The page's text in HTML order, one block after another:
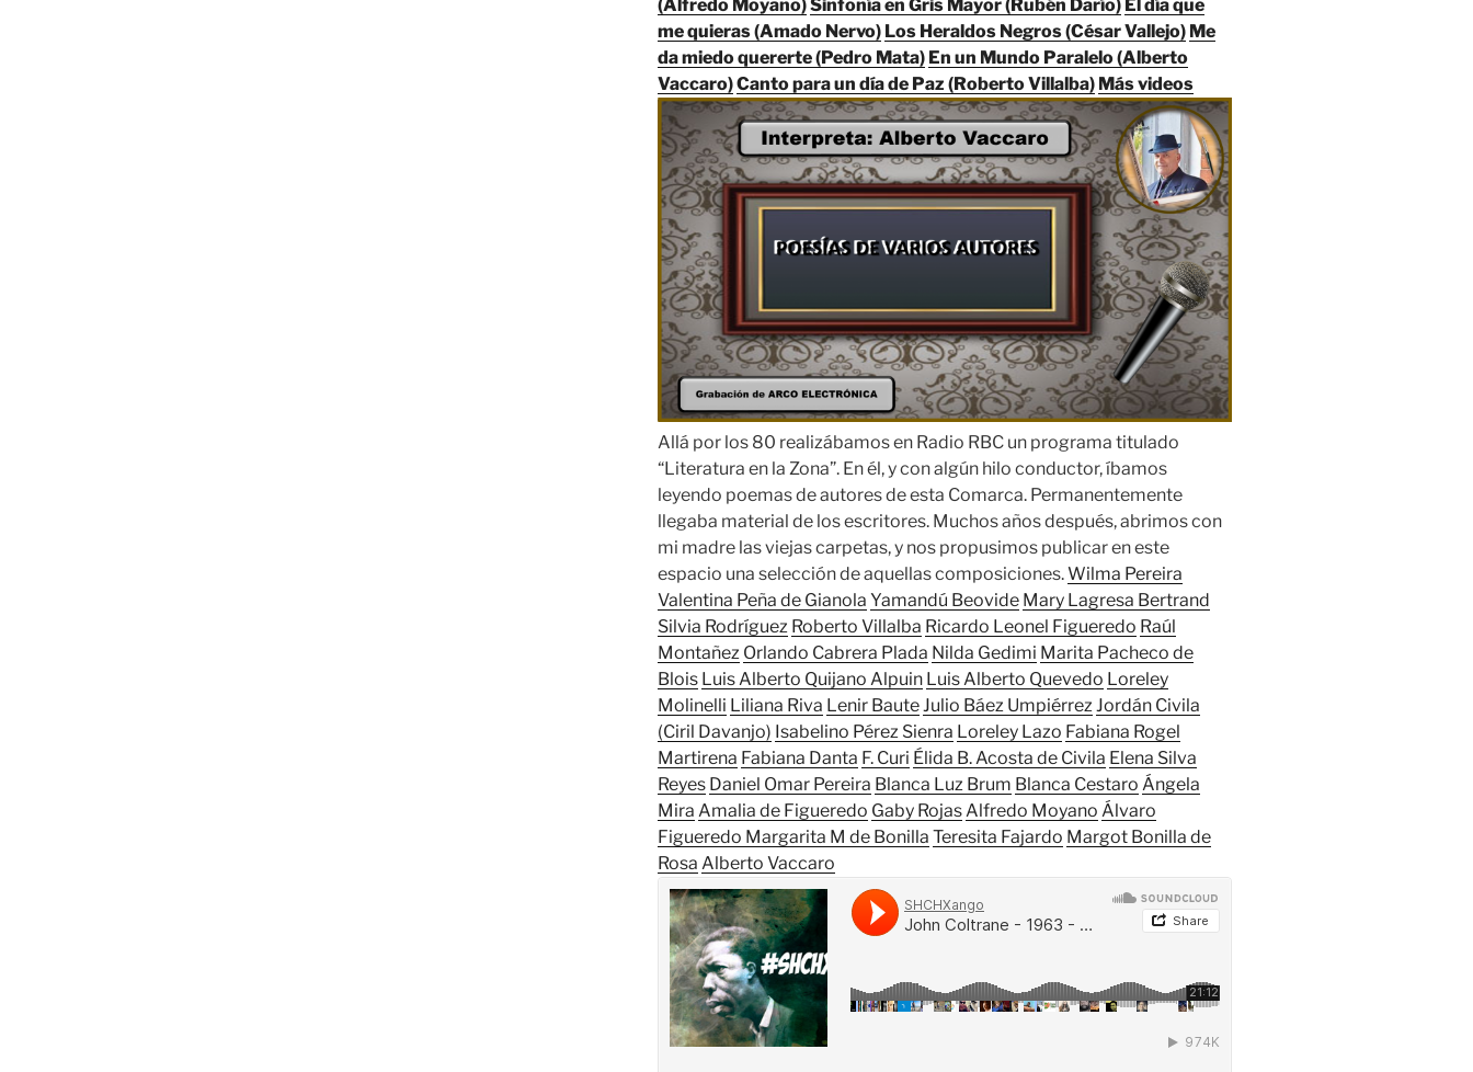
(Alfredo Moyano)Sinfonía en Gris Mayor (Rubén Darío) El día que
me quieras (Amado Nervo) Los Heraldos Negros (César Vallejo) Me
damiedo quererte (Pedro Mata) En un Mundo Paralelo (Alberto
Vaccaro)Canto para un día de Paz (Roberto Villalba) Más videos
Allá por los 80 realizábamos en Radio RBC un programa titulado
“Literatura en la Zona”. En él, y con algún hilo conductor, íbamos
leyendo poemas de autores de esta Comarca. Permanentemente
llegaba material de los escritores. Muchos años después, abrimos con
mi madre las viejas carpetas, y nos propusimos publicar en este
espacio una selección de aquellas composiciones.Wilma Pereira
Valentina Peña de Gianola Yamandú Beovide Mary Lagresa Bertrand
Silvia Rodríguez Roberto Villalba Ricardo Leonel Figueredo Raúl
Montañez Orlando Cabrera Plada Nilda Gedimi Marita Pacheco de
Blois Luis Alberto Quijano Alpuin Luis Alberto Quevedo Loreley
Molinelli Liliana Riva Lenir BauteJulio Báez UmpiérrezJordán Civila
(Ciril Davanjo) Isabelino Pérez Sienra Loreley Lazo Fabiana Rogel
Martirena Fabiana Danta F. Curi Élida B. Acosta de Civila Elena Silva
Reyes Daniel Omar Pereira Blanca Luz Brum Blanca Cestaro Ángela
Mira Amalia de Figueredo Gaby RojasAlfredo Moyano Álvaro
Figueredo Margarita M de Bonilla Teresita Fajardo Margot Bonilla de
Rosa Alberto Vaccaro